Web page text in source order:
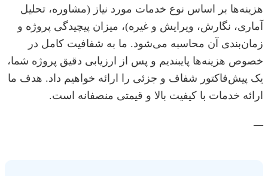
هزینه‌ها بر اساس نوع خدمات مورد نیاز (مشاوره، تحلیل
آماری، نگارش، ویرایش و غیره)، میزان پیچیدگی پروژه و
زمان‌بندی آن محاسبه می‌شود. ما به شفافیت کامل در
خصوص هزینه‌ها پایبندیم و پس از ارزیابی دقیق پروژه شما،
یک پیش‌فاکتور شفاف و جزئی را ارائه خواهیم داد. هدف ما
ارائه خدمات با کیفیت بالا و قیمتی منصفانه است.
—